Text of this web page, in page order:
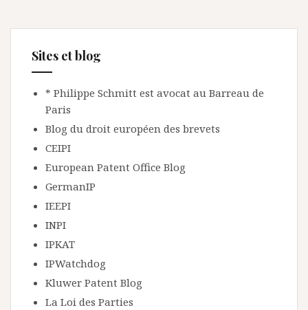
Sites et blog
* Philippe Schmitt est avocat au Barreau de
Paris
Blog du droit européen des brevets
CEIPI
European Patent Office Blog
GermanIP
IEEPI
INPI
IPKAT
IPWatchdog
Kluwer Patent Blog
La Loi des Parties